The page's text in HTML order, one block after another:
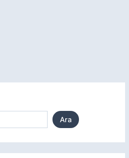
Ara